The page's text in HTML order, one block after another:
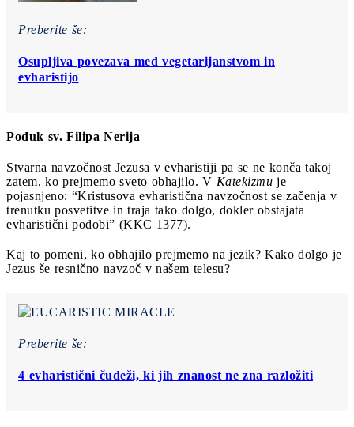
Preberite še:
Osupljiva povezava med vegetarijanstvom in
evharistijo
Poduk sv. Filipa Nerija
Stvarna navzočnost Jezusa v evharistiji pa se ne konča takoj
zatem, ko prejmemo sveto obhajilo. V Katekizmu je
pojasnjeno: “Kristusova evharistična navzočnost se začenja v
trenutku posvetitve in traja tako dolgo, dokler obstajata
evharistični podobi” (KKC 1377).
Kaj to pomeni, ko obhajilo prejmemo na jezik? Kako dolgo je
Jezus še resnično navzoč v našem telesu?
Preberite še:
4 evharistični čudeži, ki jih znanost ne zna razložiti